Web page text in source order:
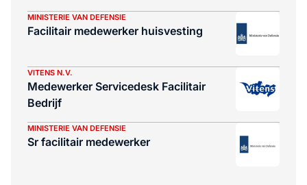
MINISTERIE VAN DEFENSIE
Facilitair medewerker huisvesting
VITENS N.V.
Medewerker Servicedesk Facilitair
Bedrijf
MINISTERIE VAN DEFENSIE
Sr facilitair medewerker